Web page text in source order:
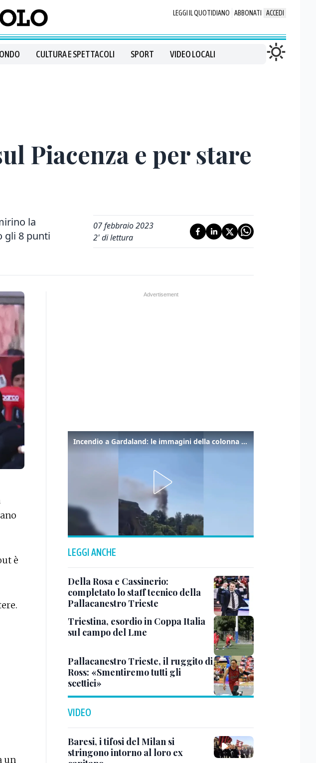
LEGGI IL QUOTIDIANO ABBONATI ACCEDI
CULTURA E SPETTACOLI SPORT VIDEO LOCALI
Piacenza e per stare
la
gli 8 punti
07 febbraio 2023
2' di lettura
è
un
Incendio a Gardaland: le immagini della colonna di fumo
LEGGI ANCHE
Della Rosa e Cassinerio:
completato lo staff tecnico della
Pallacanestro Trieste
Triestina, esordio in Coppa Italia
sul campo del Lme
Pallacanestro Trieste, il ruggito di
Ross: «Smentiremo tutti gli
scettici»
VIDEO
Baresi, i tifosi del Milan si
stringono intorno al loro ex